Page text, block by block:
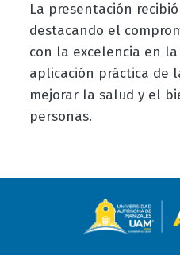
La presentación
destacando el
con la excelencia en
aplicación práctica de
mejorar la salud y el
personas.